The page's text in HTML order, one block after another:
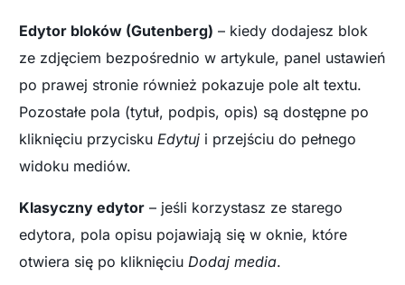
Edytor bloków (Gutenberg) – kiedy dodajesz blok
ze zdjęciem bezpośrednio w artykule, panel ustawień
po prawej stronie również pokazuje pole alt textu.
Pozostałe pola (tytuł, podpis, opis) są dostępne po
kliknięciu przyciskuEdytuj i przejściu do pełnego
widoku mediów.
Klasyczny edytor – jeśli korzystasz ze starego
edytora, pola opisu pojawiają się w oknie, które
otwiera się po kliknięciuDodaj media.